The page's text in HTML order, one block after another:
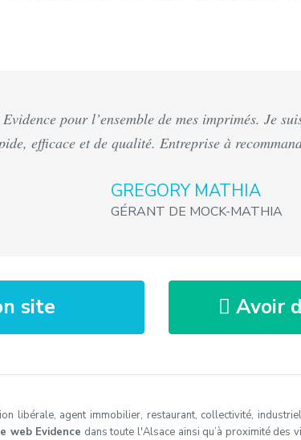
pour l’ensemble de mes imprimés. Je
efficace et de qualité. Entreprise à
GREGORY MATHIA
GÉRANT DE MOCK-MATHIA
site Avoir
libérale, agent immobilier, restaurant, collectivité,
web Evidence dans toute l'Alsace ainsi qu’à proximité des